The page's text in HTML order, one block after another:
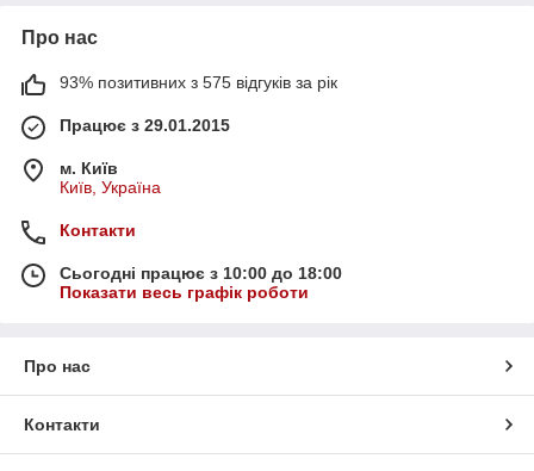
Про нас
93% позитивних з 575 відгуків за рік
Працює з 29.01.2015
м. Київ
Київ, Україна
Контакти
Сьогодні працює з 10:00 до 18:00
Показати весь графік роботи
Про нас
Контакти